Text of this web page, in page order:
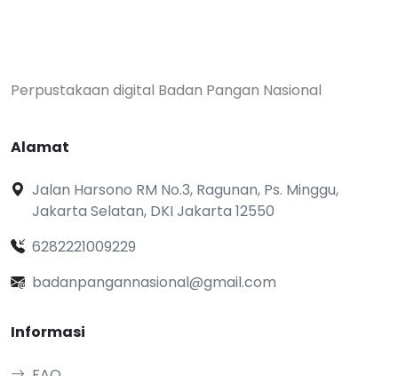
Perpustakaan digital Badan Pangan Nasional
Alamat
Jalan Harsono RM No.3, Ragunan, Ps. Minggu,
Jakarta Selatan, DKI Jakarta 12550
6282221009229
badanpangannasional@gmail.com
Informasi